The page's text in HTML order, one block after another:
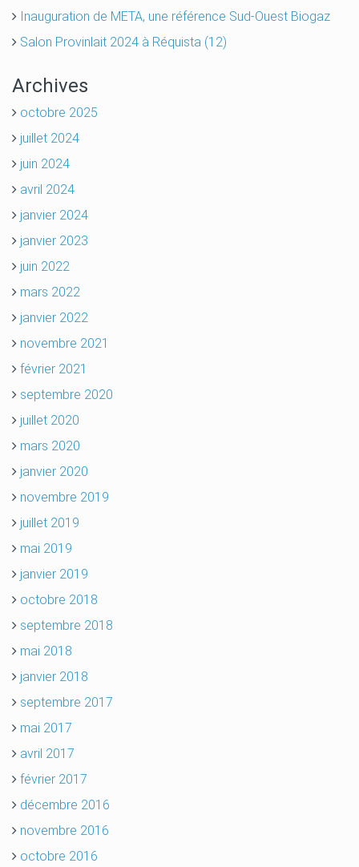
Inauguration de META, une référence Sud-Ouest Biogaz
Salon Provinlait 2024 à Réquista (12)
Archives
octobre 2025
juillet 2024
juin 2024
avril 2024
janvier 2024
janvier 2023
juin 2022
mars 2022
janvier 2022
novembre 2021
février 2021
septembre 2020
juillet 2020
mars 2020
janvier 2020
novembre 2019
juillet 2019
mai 2019
janvier 2019
octobre 2018
septembre 2018
mai 2018
janvier 2018
septembre 2017
mai 2017
avril 2017
février 2017
décembre 2016
novembre 2016
octobre 2016